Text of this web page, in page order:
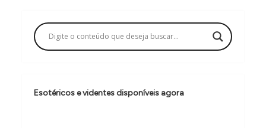
ç
ã
d
Esotéricos e videntes disponíveis agora